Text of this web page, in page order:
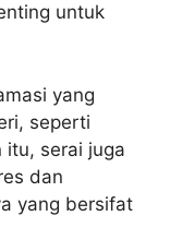
untuk
yang
seperti
itu, serai juga
dan
yang bersifat